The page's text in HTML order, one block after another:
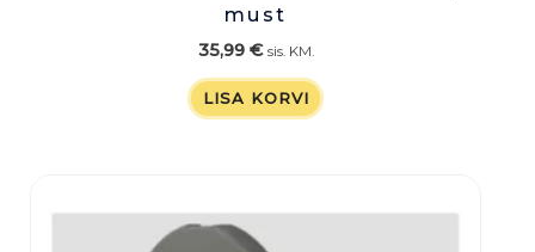
must
35,99 € sis. KM.
LISA KORVI